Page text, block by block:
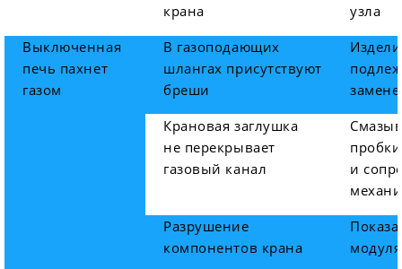
крана
узла
Выключенная
печь пахнет
газом
В газоподающих
шлангах присутствуют
бреши
замене
Крановая заглушка
не перекрывает
газовый канал
пробки
и
Разрушение
компонентов крана
модуля